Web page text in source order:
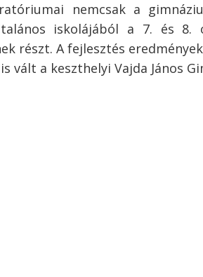
nemcsak a
iskolájából a 7. és 8.
részt. A fejlesztés
vált a keszthelyi Vajda János